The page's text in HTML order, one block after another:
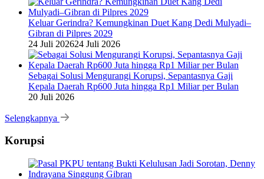
Keluar Gerindra? Kemungkinan Duet Kang Dedi Mulyadi–
Gibran di Pilpres 2029
24 Juli 202624 Juli 2026
Sebagai Solusi Mengurangi Korupsi, Sepantasnya Gaji
Kepala Daerah Rp600 Juta hingga Rp1 Miliar per Bulan
20 Juli 2026
Selengkapnya
Korupsi